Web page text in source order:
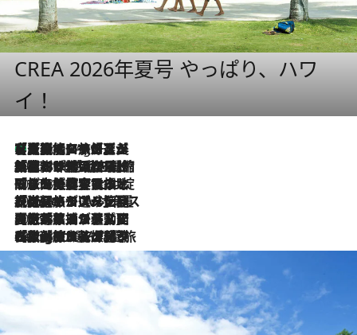
CREA 2026年夏号 やっぱり、ハワ
イ！
1 Hour Ago
【厳選旅コスメ】「多機能アイテムがメイン！」旅好き美容エディターが選んだ夏旅ベストコスメを発表【Mサイズジップ】
2026.8.6
「荷物が増えるほど旅ストレスは増す」美容ジャーナリストがたどり着いた最終結論。“化粧品を劇的に減らす”感動の凝縮美容とは
2026.8.6
「旅先には金髪ウィッグを持参」日本と同じメイクでは損してる!? 美容ジャーナリストが提案する“掟破りの旅美容”とは
2026.8.6
【厳選旅コスメ】「身軽さ＆UV対策重視！」ヘアアーティストshucoが選んだ夏旅ベストコスメを発表【Mサイズジップ】
2026.8.5
【厳選旅コスメ】国内をあちこち移動する河井菜摘が選んだ夏旅ベストコスメ発表！「リラックスアイテムはマスト」【Mサイズジップ】
2026.8.4
【厳選旅コスメ】「紫外線＆乾燥対策しながらメイク感も！」ヘア＆メイクGeorgeが選んだ夏旅ベストコスメを発表！【Mサイズジップ】